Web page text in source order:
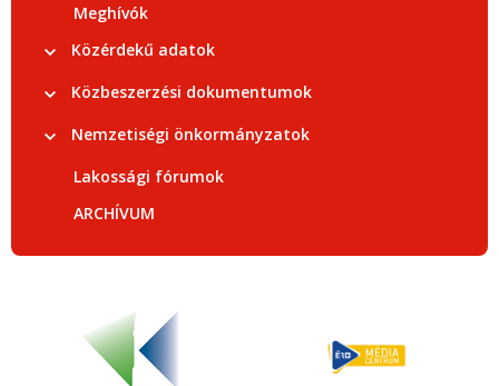
Meghívók
Közérdekű adatok
Közbeszerzési dokumentumok
Nemzetiségi önkormányzatok
Lakossági fórumok
ARCHÍVUM